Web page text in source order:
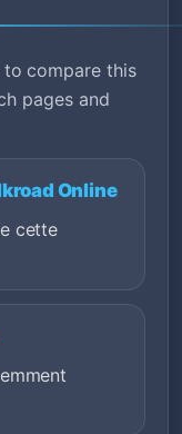
to compare this
pages and
Online
cette